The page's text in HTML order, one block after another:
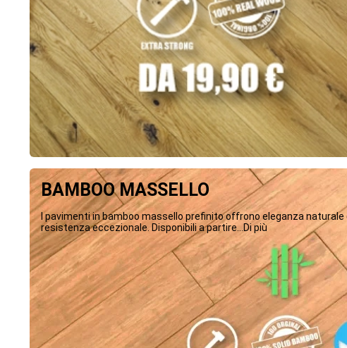
BAMBOO MASSELLO
I pavimenti in bamboo massello prefinito offrono eleganza naturale
resistenza eccezionale. Disponibili a partire...Di più